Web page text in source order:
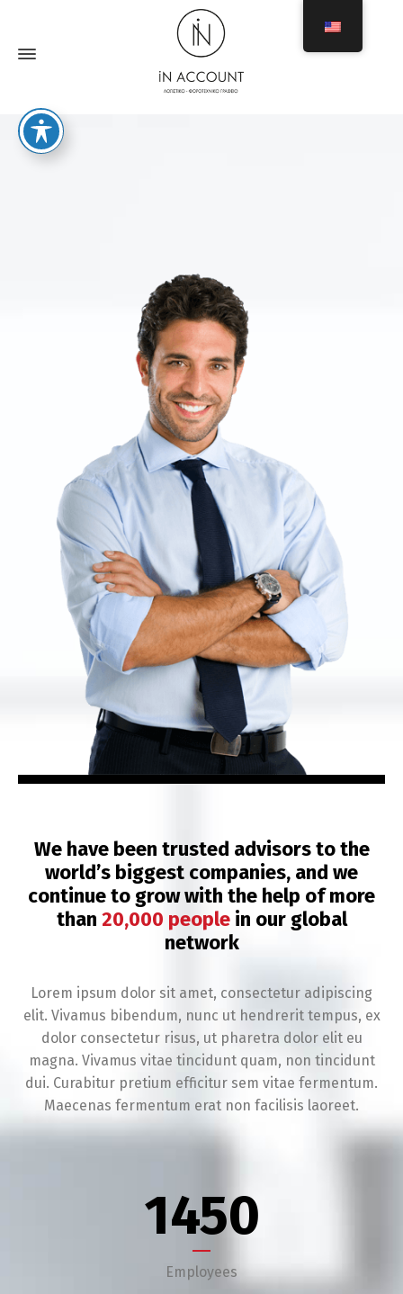
We have been trusted advisors to the
world’s biggest companies, and we
continue to grow with the help of more
than 20,000 peoplein our global
network
Lorem ipsum dolor sit amet, consectetur adipiscing
elit. Vivamus bibendum, nunc ut hendrerit tempus, ex
dolor consectetur risus, ut pharetra dolor elit eu
magna. Vivamus vitae tincidunt quam, non tincidunt
dui. Curabitur pretium efficitur sem vitae fermentum.
Maecenas fermentum erat non facilisis laoreet.
1450
Employees